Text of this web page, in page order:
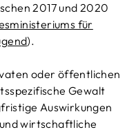
2017 und 2020
für
).
oder öffentlichen
Gewalt
Auswirkungen
wirtschaftliche